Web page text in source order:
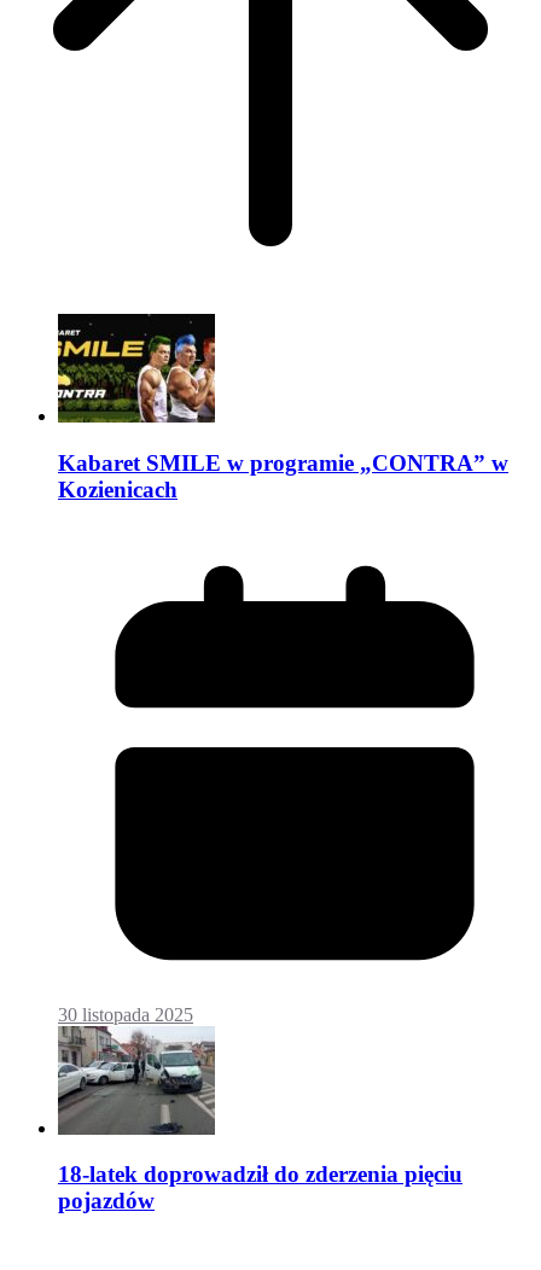
Kabaret SMILE w programie „CONTRA” w
Kozienicach
30 listopada 2025
18-latek doprowadził do zderzenia pięciu
pojazdów